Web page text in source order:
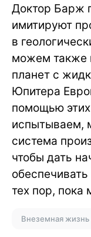
Доктор Барж
имитируют
в
можем также
планет с
Юпитера
помощью
испытываем,
система
чтобы дать
тех пор, пока
Внеземная жизнь